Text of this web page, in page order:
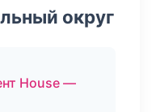
округ
House —